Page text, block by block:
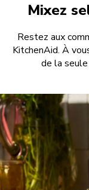
Mixez
Restez aux
KitchenAid. À
de la seule